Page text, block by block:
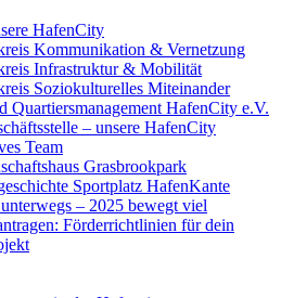
HafenCity
Kommunikation & Vernetzung
Infrastruktur & Mobilität
Soziokulturelles Miteinander
Quartiersmanagement HafenCity e.V.
– unsere HafenCity
Team
Grasbrookpark
Sportplatz HafenKante
– 2025 bewegt viel
Förderrichtlinien für dein